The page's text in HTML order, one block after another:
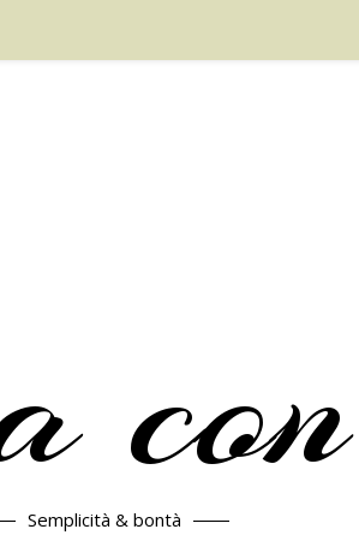
Semplicità & bontà